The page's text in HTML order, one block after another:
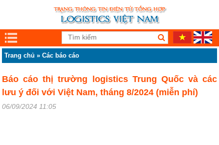
Trang chủ »Các báo cáo
Báo cáo thị trường logistics Trung Quốc và các
lưu ý đối với Việt Nam, tháng 8/2024 (miễn phí)
06/09/2024 11:05